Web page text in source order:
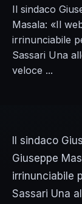
Il sindaco
Masala: «Il
irrinunciabile
Sassari Una
veloce ...
Il sindaco
Giuseppe
irrinunciabile
Sassari Una